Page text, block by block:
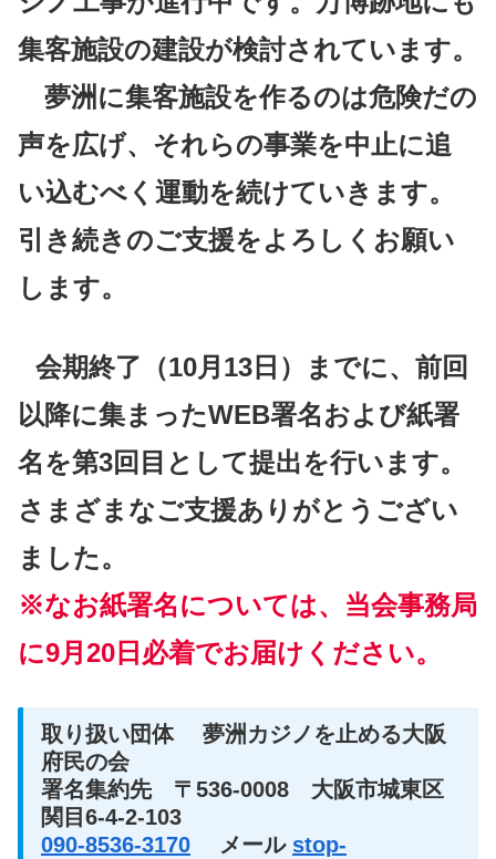
集客施設の建設が検討されています。
夢洲に集客施設を作るのは危険だの
声を広げ、それらの事業を中止に追
い込むべく運動を続けていきます。
引き続きのご支援をよろしくお願い
します。
会期終了（10月13日）までに、前回
以降に集まったWEB署名および紙署
名を第3回目として提出を行います。
さまざまなご支援ありがとうござい
ました。
※なお紙署名については、当会事務局
に9月20日必着でお届けください。
取り扱い団体 夢洲カジノを止める大阪
府民の会
署名集約先 〒536-0008 大阪市城東区
関目6-4-2-103
090-8536-3170 メール stop-